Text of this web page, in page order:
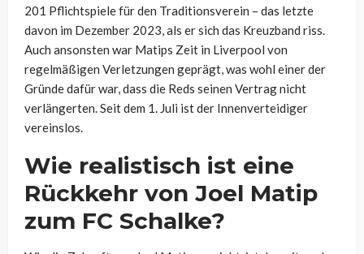
201 Pflichtspiele für den Traditionsverein – das letzte
davon im Dezember 2023, als er sich das Kreuzband riss.
Auch ansonsten war Matips Zeit in Liverpool von
regelmäßigen Verletzungen geprägt, was wohl einer der
Gründe dafür war, dass die Reds seinen Vertrag nicht
verlängerten. Seit dem 1. Juli ist der Innenverteidiger
vereinslos.
Wie realistisch ist eine
Rückkehr von Joel Matip
zum FC Schalke?